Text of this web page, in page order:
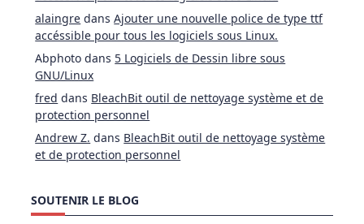
alaingre dansAjouter une nouvelle police de type ttf
accéssible pour tous les logiciels sous Linux.
Abphoto dans 5 Logiciels de Dessin libre sous
GNU/Linux
fred dans BleachBit outil de nettoyage système et de
protection personnel
Andrew Z. dans BleachBit outil de nettoyage système
et de protection personnel
SOUTENIR LE BLOG